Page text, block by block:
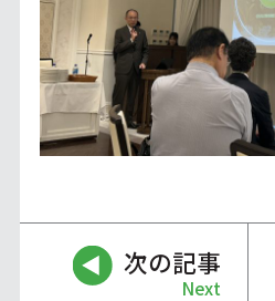
次の記事
Next